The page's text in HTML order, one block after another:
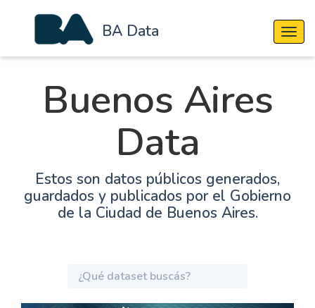
BA Data
Buenos Aires
Data
Estos son datos públicos generados,
guardados y publicados por el Gobierno
de la Ciudad de Buenos Aires.